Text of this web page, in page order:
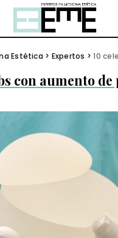
Estética > Expertos >10
con aumento de